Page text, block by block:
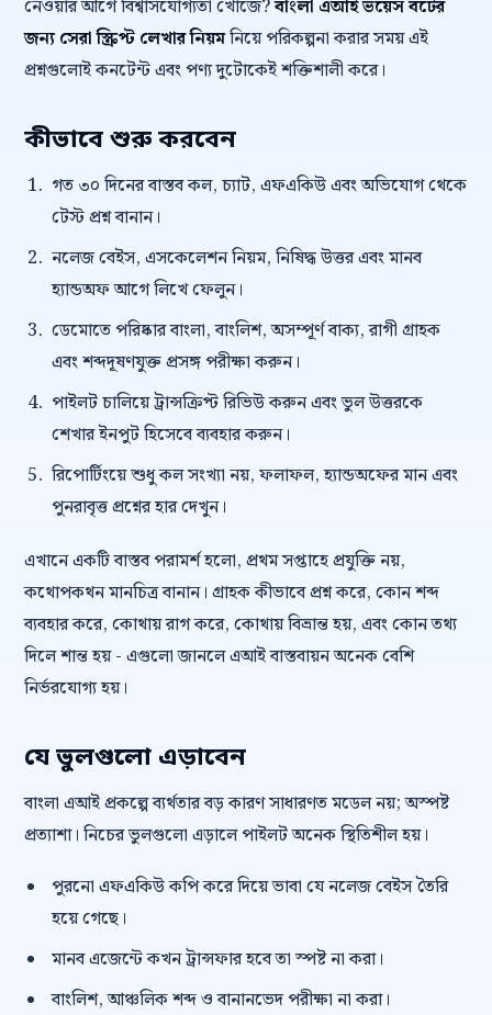
নেওয়ার আগে বিশ্বাসযোগ্যতা খোঁজে?বাংলা এআই ভয়েস বটের
জন্য সেরা স্ক্রিপ্ট লেখার নিয়মনিয়ে পরিকল্পনা করার সময় এই
প্রশ্নগুলোই কনটেন্ট এবং পণ্য দুটোকেই শক্তিশালী করে।
কীভাবে শুরু করবেন
গত ৩০ দিনের বাস্তব কল, চ্যাট, এফএকিউ এবং অভিযোগ থেকে
টেস্ট প্রশ্ন বানান।
নলেজ বেইস, এসকেলেশন নিয়ম, নিষিদ্ধ উত্তর এবং মানব
হ্যান্ডঅফ আগে লিখে ফেলুন।
ডেমোতে পরিষ্কার বাংলা, বাংলিশ, অসম্পূর্ণ বাক্য, রাগী গ্রাহক
এবং শব্দদূষণযুক্ত প্রসঙ্গ পরীক্ষা করুন।
পাইলট চালিয়ে ট্রান্সক্রিপ্ট রিভিউ করুন এবং ভুল উত্তরকে
শেখার ইনপুট হিসেবে ব্যবহার করুন।
রিপোর্টিংয়ে শুধু কল সংখ্যা নয়, ফলাফল, হ্যান্ডঅফের মান এবং
পুনরাবৃত্ত প্রশ্নের হার দেখুন।
এখানে একটি বাস্তব পরামর্শ হলো, প্রথম সপ্তাহে প্রযুক্তি নয়,
কথোপকথন মানচিত্র বানান। গ্রাহক কীভাবে প্রশ্ন করে, কোন শব্দ
ব্যবহার করে, কোথায় রাগ করে, কোথায় বিভ্রান্ত হয়, এবং কোন তথ্য
দিলে শান্ত হয় - এগুলো জানলে এআই বাস্তবায়ন অনেক বেশি
নির্ভরযোগ্য হয়।
যে ভুলগুলো এড়াবেন
বাংলা এআই প্রকল্পে ব্যর্থতার বড় কারণ সাধারণত মডেল নয়; অস্পষ্ট
প্রত্যাশা। নিচের ভুলগুলো এড়ালে পাইলট অনেক স্থিতিশীল হয়।
পুরনো এফএকিউ কপি করে দিয়ে ভাবা যে নলেজ বেইস তৈরি
হয়ে গেছে।
মানব এজেন্টে কখন ট্রান্সফার হবে তা স্পষ্ট না করা।
বাংলিশ, আঞ্চলিক শব্দ ও বানানভেদ পরীক্ষা না করা।